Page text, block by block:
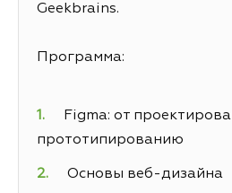
Geekbrains.
Программа:
Figma: от
прототипированию
Основы веб-дизайна